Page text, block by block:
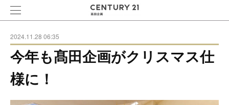
2024.11.28 06:35
今年も髙田企画がクリスマス仕
様に！